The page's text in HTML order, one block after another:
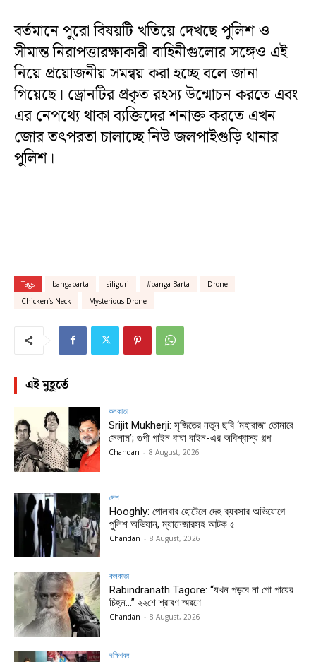
বর্তমানে পুরো বিষয়টি খতিয়ে দেখছে পুলিশ ও
সীমান্ত নিরাপত্তারক্ষাকারী বাহিনীগুলোর সঙ্গেও এই
নিয়ে প্রয়োজনীয় সমন্বয় করা হচ্ছে বলে জানা
গিয়েছে। ড্রোনটির প্রকৃত রহস্য উন্মোচন করতে এবং
এর নেপথ্যে থাকা ব্যক্তিদের শনাক্ত করতে এখন
জোর তৎপরতা চালাচ্ছে নিউ জলপাইগুড়ি থানার
পুলিশ।
Tags bangabarta siliguri #banga Barta
Drone
Chicken’s Neck
Mysterious Drone
এই মুহূর্তে
কলকাতা
Srijit Mukherji: সৃজিতের নতুন ছবি ‘মহারাজা তোমারে
সেলাম’; গুপী গাইন বাঘা বাইন-এর অবিশ্বাস্য গল্প
Chandan - 8 August, 2026
দেশ
Hooghly: পোলবার হোটেলে দেহ ব্যবসার অভিযোগে
পুলিশ অভিযান, ম্যানেজারসহ আটক ৫
Chandan - 8 August, 2026
কলকাতা
Rabindranath Tagore: “যখন পড়বে না গো পায়ের
চিহ্ন…” ২২শে শ্রাবণ স্মরণে
Chandan - 8 August, 2026
দক্ষিণবঙ্গ